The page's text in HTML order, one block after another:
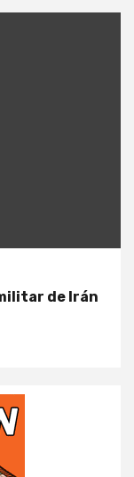
de Irán